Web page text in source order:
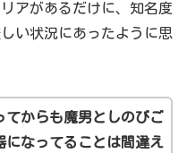
アがあるだけに、知名度
い状況にあったように思
てからも魔男としのびご
になってることは間違え